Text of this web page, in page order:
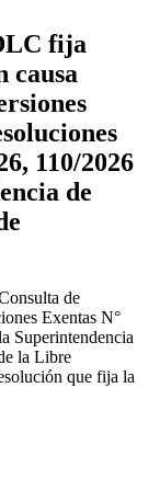
fija
causa
110/2026
de
de
Exentas N°
Superintendencia
la Libre
que fija la